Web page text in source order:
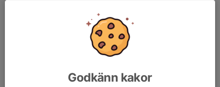
Godkänn kakor